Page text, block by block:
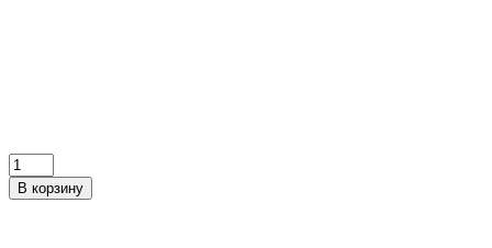
В корзину